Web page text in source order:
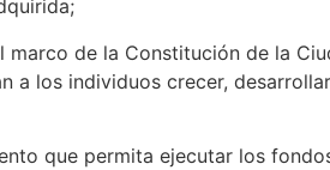
marco de la Constitución de la
a los individuos crecer,
que permita ejecutar los